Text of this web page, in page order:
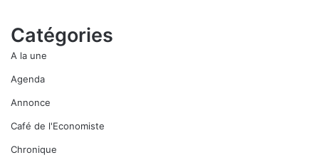
Catégories
A la une
Agenda
Annonce
Café de l'Economiste
Chronique